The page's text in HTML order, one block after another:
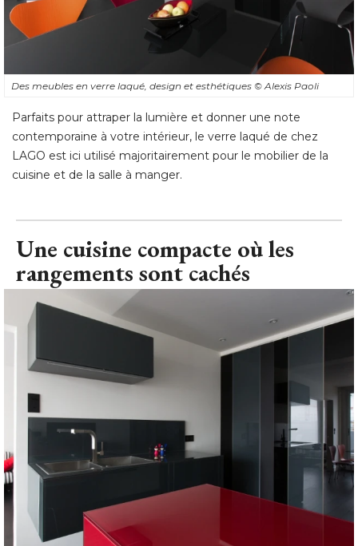
Des meubles en verre laqué, design et esthétiques © Alexis Paoli
Parfaits pour attraper la lumière et donner une note
contemporaine à votre intérieur, le verre laqué de chez
LAGO est ici utilisé majoritairement pour le mobilier de la
cuisine et de la salle à manger.
Une cuisine compacte où les
rangements sont cachés